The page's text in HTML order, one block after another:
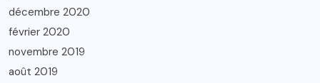
décembre 2020
février 2020
novembre 2019
août 2019